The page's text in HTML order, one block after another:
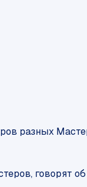
разных
говорят